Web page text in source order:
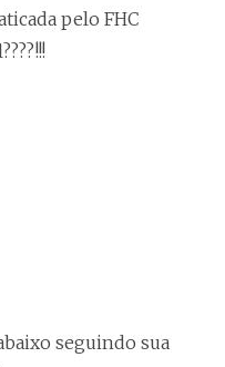
pelo FHC
seguindo sua